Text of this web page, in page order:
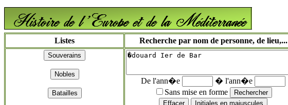
Listes Recherche par nom de personne, de lieu,...
De l'ann�e
� l'ann�e
Sans mise en forme